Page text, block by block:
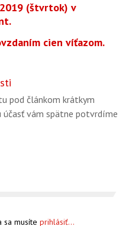
(štvrtok) v
cien víťazom.
pod článkom krátkym
vám spätne potvrdíme
sa musíte prihlásiť...